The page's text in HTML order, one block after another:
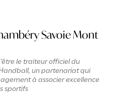
Savoie Mont
le traiteur officiel du
un partenariat qui
à associer excellence
sportifs